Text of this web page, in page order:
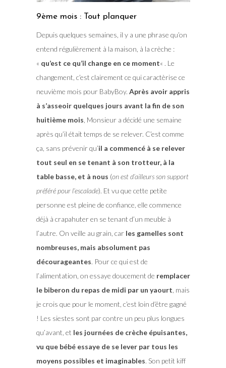
9ème mois : Tout planquer
Depuis quelques semaines, il y a une phrase qu’on
entend régulièrement à la maison, à la crèche :
« qu’est ce qu’il change en ce moment« . Le
changement, c’est clairement ce qui caractèrise ce
neuvième mois pour BabyBoy. Après avoir appris
à s’asseoir quelques jours avant la fin de son
huitième mois , Monsieur a décidé une semaine
après qu’il était temps de se relever. C’est comme
ça, sans prévenir qu’il a commencé à se relever
tout seul en se tenant à son trotteur, à la
table basse, et à nous (on est d’ailleurs son support
préféré pour l’escalade). Et vu que cette petite
personne est pleine de confiance, elle commence
déjà à crapahuter en se tenant d’un meuble à
l’autre. On veille au grain, car les gamelles sont
nombreuses, mais absolument pas
décourageantes. Pour ce qui est de
l’alimentation, on essaye doucement de remplacer
le biberon du repas de midi par un yaourt , mais
je crois que pour le moment, c’est loin d’être gagné
! Les siestes sont par contre un peu plus longues
qu’avant, et les journées de crèche épuisantes,
vu que bébé essaye de se lever par tous les
moyens possibles et imaginables. Son petit kiff